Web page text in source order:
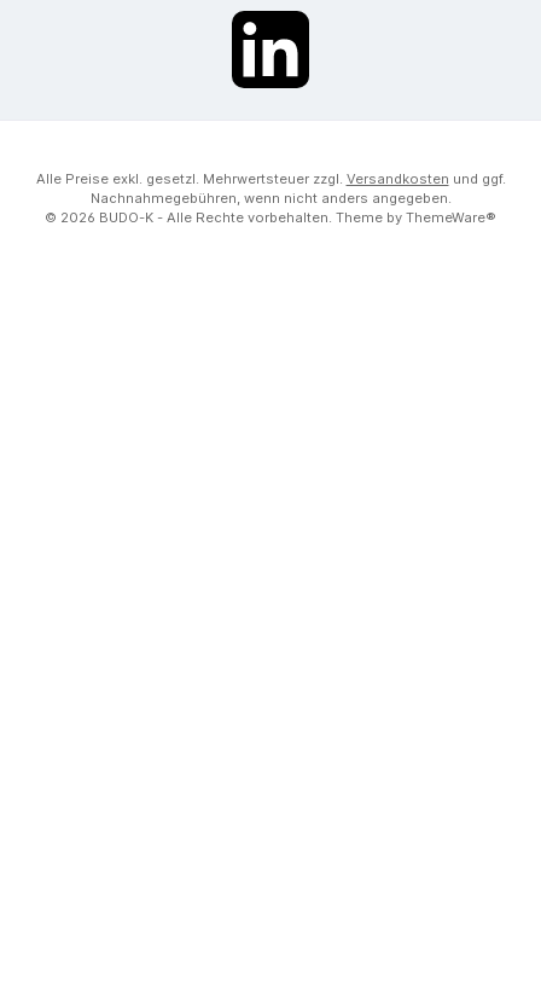
LinkedIn
Alle Preise exkl. gesetzl. Mehrwertsteuer zzgl. Versandkosten und ggf.
Nachnahmegebühren, wenn nicht anders angegeben.
© 2026 BUDO-K - Alle Rechte vorbehalten. Theme by ThemeWare®